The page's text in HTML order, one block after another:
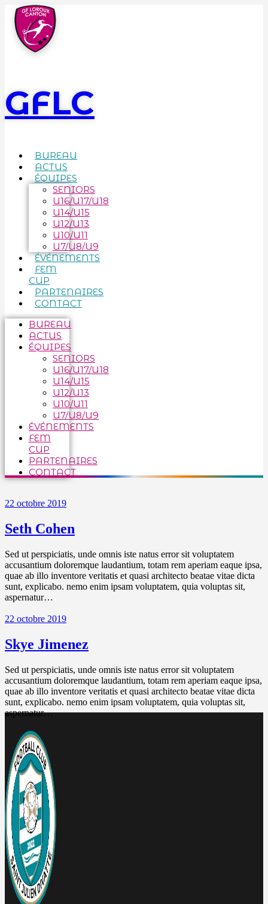
GFLC
BUREAU
ACTUS
ÉQUIPES
SENIORS
U16/U17/U18
U14/U15
U12/U13
U10/U11
U7/U8/U9
ÉVÉNEMENTS
FEM
CUP
PARTENAIRES
CONTACT
BUREAU
ACTUS
ÉQUIPES
SENIORS
U16/U17/U18
U14/U15
U12/U13
U10/U11
U7/U8/U9
ÉVÉNEMENTS
FEM
CUP
PARTENAIRES
CONTACT
22 octobre 2019
Seth Cohen
Sed ut perspiciatis, unde omnis iste natus error sit voluptatem
accusantium doloremque laudantium, totam rem aperiam eaque ipsa,
quae ab illo inventore veritatis et quasi architecto beatae vitae dicta
sunt, explicabo. nemo enim ipsam voluptatem, quia voluptas sit,
aspernatur…
22 octobre 2019
Skye Jimenez
Sed ut perspiciatis, unde omnis iste natus error sit voluptatem
accusantium doloremque laudantium, totam rem aperiam eaque ipsa,
quae ab illo inventore veritatis et quasi architecto beatae vitae dicta
sunt, explicabo. nemo enim ipsam voluptatem, quia voluptas sit,
aspernatur…